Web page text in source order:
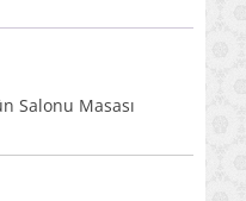
Salonu Masası